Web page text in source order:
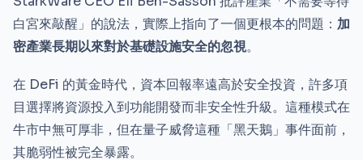
白宮來敲醒」的說法，實際上指向了一個更根本的問題： 加
密產業長期以來對於基礎設施安全的忽視。
在 DeFi 的黃金時代，資本回報率遠高於安全投資，許多項
目選擇將資源投入到功能開發而非安全性升級。這種模式在
牛市中無可厚非，但在量子威脅這種「黑天鵝」事件面前，
其脆弱性被完全暴露。